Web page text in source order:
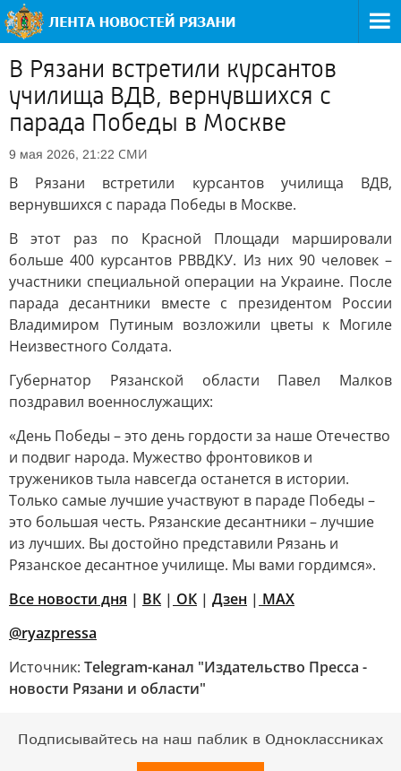
В Рязани встретили курсантов
училища ВДВ, вернувшихся с
парада Победы в Москве
9 мая 2026, 21:22 СМИ
В Рязани встретили курсантов училища ВДВ,
вернувшихся с парада Победы в Москве.
В этот раз по Красной Площади маршировали
больше 400 курсантов РВВДКУ. Из них 90 человек –
участники специальной операции на Украине. После
парада десантники вместе с президентом России
Владимиром Путиным возложили цветы к Могиле
Неизвестного Солдата.
Губернатор Рязанской области Павел Малков
поздравил военнослужащих:
«День Победы – это день гордости за наше Отечество
и подвиг народа. Мужество фронтовиков и
тружеников тыла навсегда останется в истории.
Только самые лучшие участвуют в параде Победы –
это большая честь. Рязанские десантники – лучшие
из лучших. Вы достойно представили Рязань и
Рязанское десантное училище. Мы вами гордимся».
Все новости дня | ВК | ОК | Дзен | MAX
@ryazpressa
Источник: Telegram-канал "Издательство Пресса -
новости Рязани и области"
Подписывайтесь на наш паблик в Одноклассниках